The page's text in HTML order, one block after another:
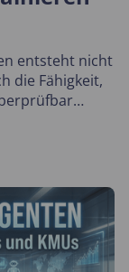
entsteht nicht
die Fähigkeit,